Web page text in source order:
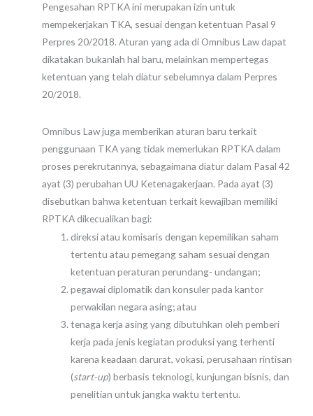
Pengesahan RPTKA ini merupakan izin untuk
mempekerjakan TKA, sesuai dengan ketentuan Pasal 9
Perpres 20/2018. Aturan yang ada di Omnibus Law dapat
dikatakan bukanlah hal baru, melainkan mempertegas
ketentuan yang telah diatur sebelumnya dalam Perpres
20/2018.
Omnibus Law juga memberikan aturan baru terkait
penggunaan TKA yang tidak memerlukan RPTKA dalam
proses perekrutannya, sebagaimana diatur dalam Pasal 42
ayat (3) perubahan UU Ketenagakerjaan. Pada ayat (3)
disebutkan bahwa ketentuan terkait kewajiban memiliki
RPTKA dikecualikan bagi:
direksi atau komisaris dengan kepemilikan saham
tertentu atau pemegang saham sesuai dengan
ketentuan peraturan perundang- undangan;
pegawai diplomatik dan konsuler pada kantor
perwakilan negara asing; atau
tenaga kerja asing yang dibutuhkan oleh pemberi
kerja pada jenis kegiatan produksi yang terhenti
karena keadaan darurat, vokasi, perusahaan rintisan
(start-up) berbasis teknologi, kunjungan bisnis, dan
penelitian untuk jangka waktu tertentu.